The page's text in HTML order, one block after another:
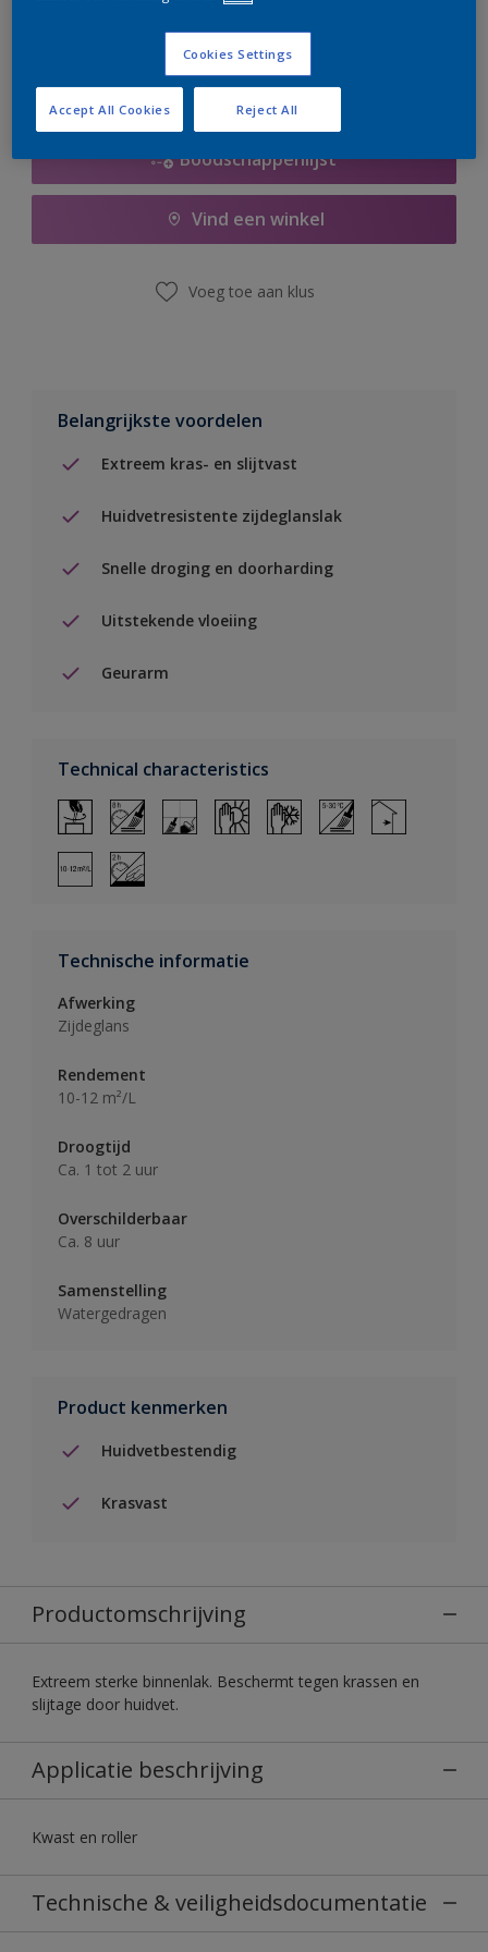
Boodschappenlijst
Vind een winkel
Voeg toe aan klus
Belangrijkste voordelen
Extreem kras- en slijtvast
Huidvetresistente zijdeglanslak
Snelle droging en doorharding
Uitstekende vloeiing
Geurarm
Technical characteristics
Technische informatie
Afwerking
Zijdeglans
Rendement
10-12 m²/L
Droogtijd
Ca. 1 tot 2 uur
Overschilderbaar
Ca. 8 uur
Samenstelling
Watergedragen
Product kenmerken
Huidvetbestendig
Krasvast
Productomschrijving
Extreem sterke binnenlak. Beschermt tegen krassen en
slijtage door huidvet.
Applicatie beschrijving
Kwast en roller
Technische & veiligheidsdocumentatie
Cookies Settings
Reject All
Accept All Cookies